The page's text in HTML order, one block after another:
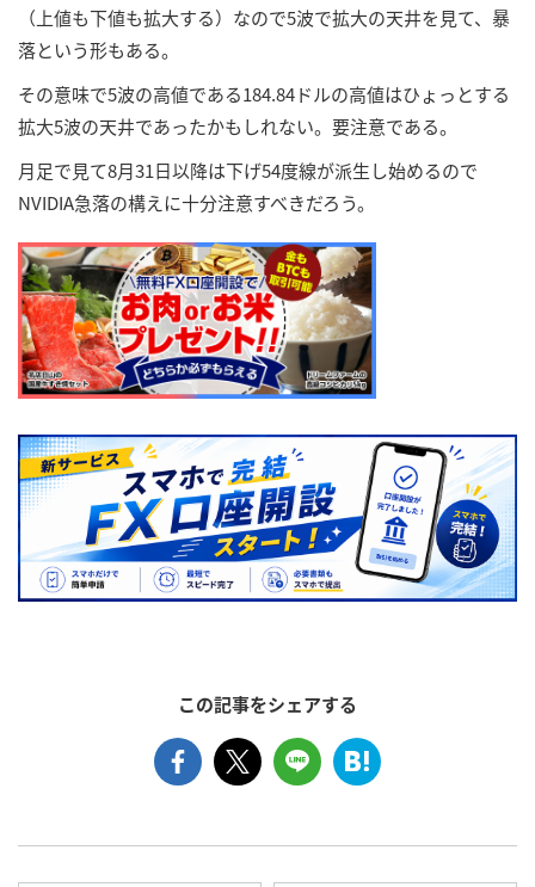
（上値も下値も拡大する）なので5波で拡大の天井を見て、暴
落という形もある。
その意味で5波の高値である184.84ドルの高値はひょっとする
拡大5波の天井であったかもしれない。要注意である。
月足で見て8月31日以降は下げ54度線が派生し始めるので
NVIDIA急落の構えに十分注意すべきだろう。
この記事をシェアする